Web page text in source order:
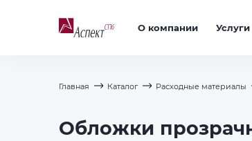
О компании Услуги
Главная Каталог Расходные материалы
Обложки